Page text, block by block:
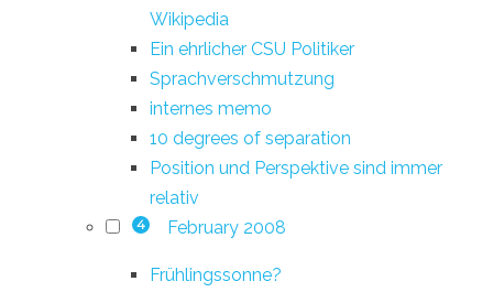
Wikipedia
Ein ehrlicher CSU Politiker
Sprachverschmutzung
internes memo
10 degrees of separation
Position und Perspektive sind immer
relativ
4 February 2008
Frühlingssonne?